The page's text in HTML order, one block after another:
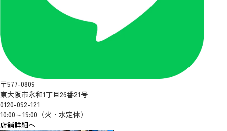
〒577-0809
東大阪市永和1丁目26番21号
0120-092-121
10:00～19:00（火・水定休）
店舗詳細へ